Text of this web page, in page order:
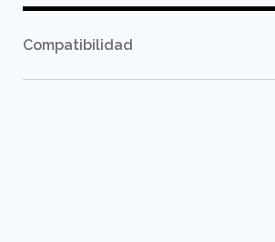
Compatibilidad